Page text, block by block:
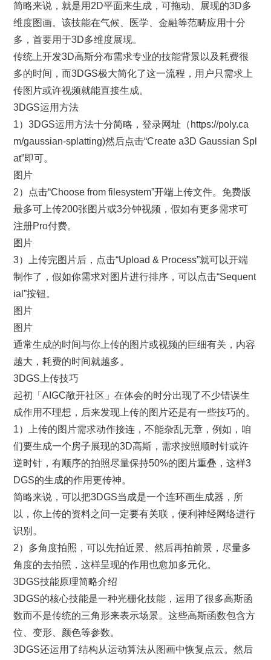
简略来说，就是用2D平面来生成，可拖动、展现的3D多
维度图画。该技能在气候、医学、金融等范畴应用十分
多，首要用于3D多维度展现。
传统上开发3D高斯分布需求专业的技能背景以及耗费很
多的时间，而3DGS极大简化了这一流程，用户只需求上
传图片或许视频就能直接生成。
3DGS运用方法
1）3DGS运用方法十分简略，登录网址（https://poly.ca
m/gaussian-splatting)然后点击“Create a3D Gaussian Spl
at”即可。
图片
2）点击“Choose from filesystem”开端上传文件。免费版
最多可上传200张图片或3分钟视频，假如有更多需求可
注册Pro付费。
图片
3）上传完图片后，点击“Upload & Process”就可以开端
制作了，假如你需求对图片进行排序，可以点击“Sequent
ial”按钮。
图片
图片
通常生成的时间与你上传的图片或视频的巨细有关，内容
越大，耗费的时间就越多。
3DGS上传技巧
起初「AIGC敞开社区」在体会的时分出现了不少错误生
成作用不理想，后来发现上传的图片还是有一些技巧的。
1）上传的图片需求动作接连，不能杂乱无章，例如，咱
们要生成一个房子展现的3D高斯，需求按照顺时针或许
逆时针，有顺序的拍照尽量保持50%的图片重叠，这样3
DGS的生成的作用更传神。
简略来说，可以把3DGS当成是一个连环画生成器，所
以，你上传的资料之间一定要有关联，便利神经网络进行
识别。
2）多角度拍照，可以先拍近景、然后再拍前景，尽量多
角度的去拍照，这样呈现的作用也愈加多元化。
3DGS技能原理简略介绍
3DGS的核心技能是一种光栅化技能，运用了很多高斯函
数而不是传统的三角形来表示场景。这些高斯函数包含方
位、变形、颜色等参数。
3DGS还运用了结构从运动算法从图画中恢复点云。然后